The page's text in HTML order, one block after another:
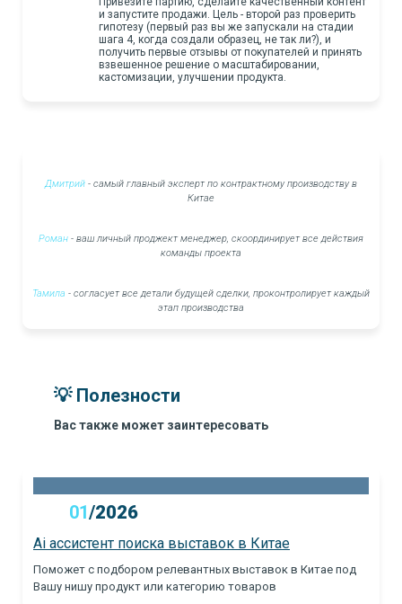
и запустите продажи. Цель - второй раз проверить
гипотезу (первый раз вы же запускали на стадии
шага 4, когда создали образец, не так ли?), и
получить первые отзывы от покупателей и принять
взвешенное решение о масштабировании,
кастомизации, улучшении продукта.
Дмитрий - самый главный эксперт по контрактному производству в
Китае
Роман - ваш личный проджект менеджер, скоординирует все действия
команды проекта
Тамила - согласует все детали будущей сделки, проконтролирует каждый
этап производства
💡 Полезности
Вас также может заинтересовать
01/2026
Ai ассистент поиска выставок в Китае
Поможет с подбором релевантных выставок в Китае под
Вашу нишу продукт или категорию товаров